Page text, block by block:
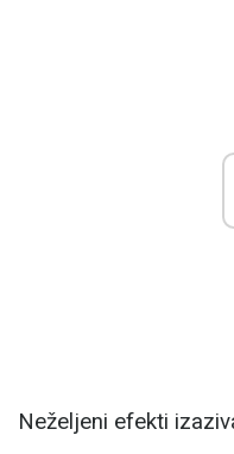
Neželjeni efekti